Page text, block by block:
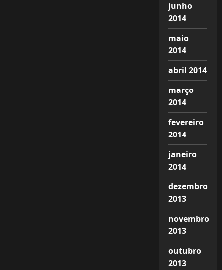
junho
2014
maio
2014
abril 2014
março
2014
fevereiro
2014
janeiro
2014
dezembro
2013
novembro
2013
outubro
2013